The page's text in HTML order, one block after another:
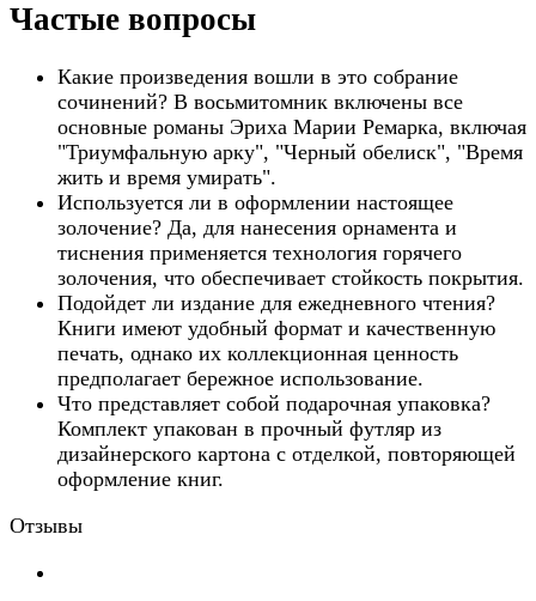
Частые вопросы
Какие произведения вошли в это собрание
сочинений? В восьмитомник включены все
основные романы Эриха Марии Ремарка, включая
"Триумфальную арку", "Черный обелиск", "Время
жить и время умирать".
Используется ли в оформлении настоящее
золочение? Да, для нанесения орнамента и
тиснения применяется технология горячего
золочения, что обеспечивает стойкость покрытия.
Подойдет ли издание для ежедневного чтения?
Книги имеют удобный формат и качественную
печать, однако их коллекционная ценность
предполагает бережное использование.
Что представляет собой подарочная упаковка?
Комплект упакован в прочный футляр из
дизайнерского картона с отделкой, повторяющей
оформление книг.
Отзывы